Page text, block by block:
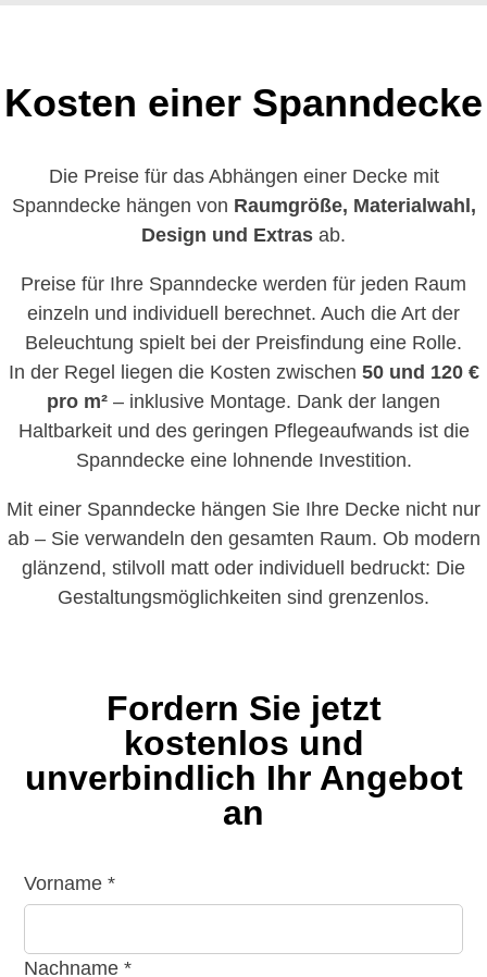
Kosten einer Spanndecke
Die Preise für das Abhängen einer Decke mit
Spanndecke hängen von Raumgröße, Materialwahl,
Design und Extras ab.
Preise für Ihre Spanndecke werden für jeden Raum
einzeln und individuell berechnet. Auch die Art der
Beleuchtung spielt bei der Preisfindung eine Rolle.
In der Regel liegen die Kosten zwischen 50 und 120 €
pro m² – inklusive Montage. Dank der langen
Haltbarkeit und des geringen Pflegeaufwands ist die
Spanndecke eine lohnende Investition.
Mit einer Spanndecke hängen Sie Ihre Decke nicht nur
ab – Sie verwandeln den gesamten Raum. Ob modern
glänzend, stilvoll matt oder individuell bedruckt: Die
Gestaltungsmöglichkeiten sind grenzenlos.
Fordern Sie jetzt
kostenlos und
unverbindlich Ihr Angebot
an
Vorname*
Nachname*